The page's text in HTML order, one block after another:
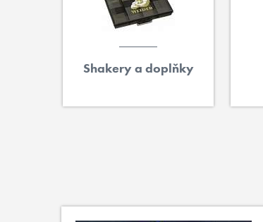
Shakery a doplňky